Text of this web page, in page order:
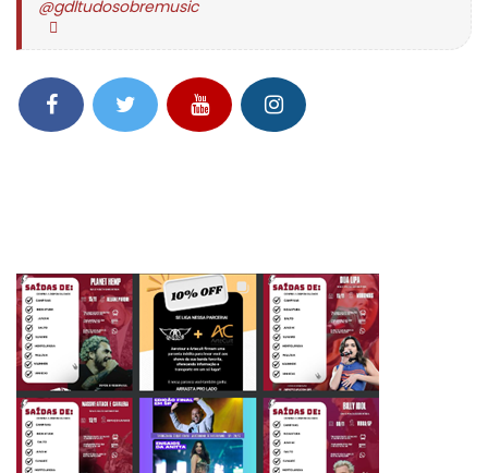
@gdltudosobremusic